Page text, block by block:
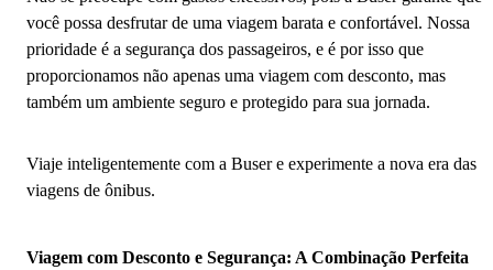
você possa desfrutar de uma viagem barata e confortável. Nossa
prioridade é a segurança dos passageiros, e é por isso que
proporcionamos não apenas uma viagem com desconto, mas
também um ambiente seguro e protegido para sua jornada.
Viaje inteligentemente com a Buser e experimente a nova era das
viagens de ônibus.
Viagem com Desconto e Segurança: A Combinação Perfeita